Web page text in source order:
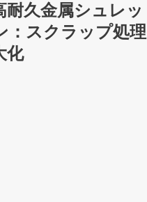
耐久金属シュレッ
：スクラップ処理
化